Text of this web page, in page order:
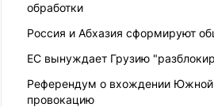
обработки
Россия и Абхазия сформируют
ЕС вынуждает Грузию
Референдум о вхождении Южной
провокацию